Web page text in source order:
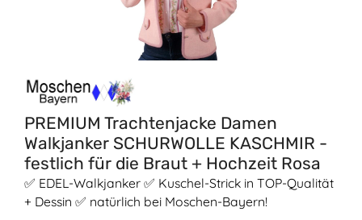
PREMIUM Trachtenjacke Damen
Walkjanker SCHURWOLLE KASCHMIR -
festlich für die Braut + Hochzeit Rosa
✅ EDEL-Walkjanker ✅ Kuschel-Strick in TOP-Qualität
+ Dessin ✅ natürlich bei Moschen-Bayern!